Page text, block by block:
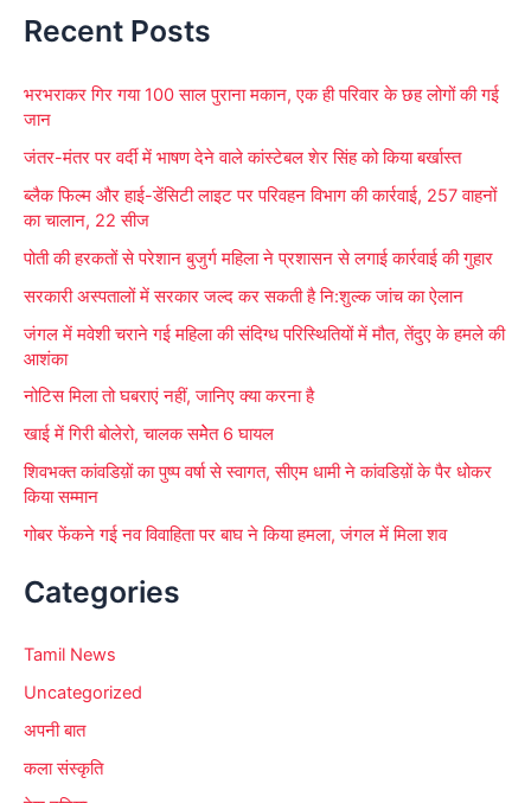
a
c
f
o
Recent Posts
भरभराकर गिर गया 100 साल पुराना मकान, एक ही परिवार के छह लोगों की गई
जान
जंतर-मंतर पर वर्दी में भाषण देने वाले कांस्टेबल शेर सिंह को किया बर्खास्त
ब्लैक फिल्म और हाई-डेंसिटी लाइट पर परिवहन विभाग की कार्रवाई, 257 वाहनों
का चालान, 22 सीज
पोती की हरकतों से परेशान बुजुर्ग महिला ने प्रशासन से लगाई कार्रवाई की गुहार
सरकारी अस्पतालों में सरकार जल्द कर सकती है नि:शुल्क जांच का ऐलान
जंगल में मवेशी चराने गई महिला की संदिग्ध परिस्थितियों में मौत, तेंदुए के हमले की
आशंका
नोटिस मिला तो घबराएं नहीं, जानिए क्या करना है
खाई में गिरी बोलेरो, चालक समेेत 6 घायल
शिवभक्त कांवडिय़ों का पुष्प वर्षा से स्वागत, सीएम धामी ने कांवडिय़ों के पैर धोकर
किया सम्मान
गोबर फेंकने गई नव विवाहिता पर बाघ ने किया हमला, जंगल में मिला शव
Categories
Tamil News
Uncategorized
अपनी बात
कला संस्कृति